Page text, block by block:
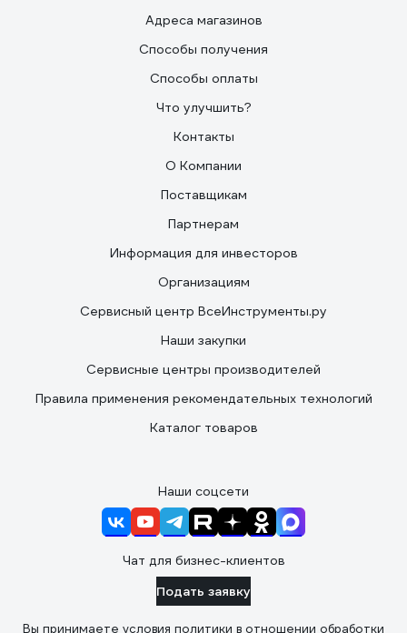
Адреса магазинов
Способы получения
Способы оплаты
Что улучшить?
Контакты
О Компании
Поставщикам
Партнерам
Информация для инвесторов
Организациям
Сервисный центр ВсеИнструменты.ру
Наши закупки
Сервисные центры производителей
Правила применения рекомендательных технологий
Каталог товаров
Наши соцсети
Чат для бизнес-клиентов
Подать заявку
Вы принимаете условия политики в отношении обработки